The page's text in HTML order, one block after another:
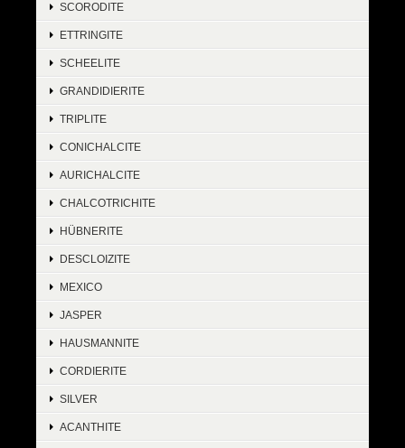
SCORODITE
ETTRINGITE
SCHEELITE
GRANDIDIERITE
TRIPLITE
CONICHALCITE
AURICHALCITE
CHALCOTRICHITE
HÜBNERITE
DESCLOIZITE
MEXICO
JASPER
HAUSMANNITE
CORDIERITE
SILVER
ACANTHITE